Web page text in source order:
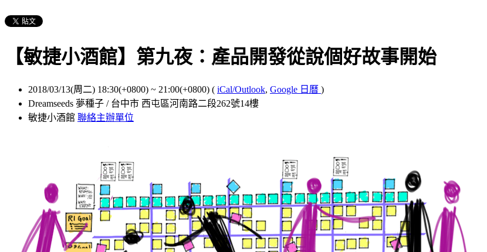
【敏捷小酒館】第九夜：產品開發從說個好故事開始
2018/03/13(周二) 18:30(+0800) ~ 21:00(+0800) ( iCal/Outlook, Google 日曆 )
Dreamseeds 夢種子 / 台中市 西屯區河南路二段262號14樓
敏捷小酒館 聯絡主辦單位